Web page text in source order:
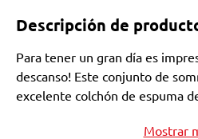
Descripción de
Para tener un gran día es
descanso! Este conjunto de
excelente colchón de espuma
Mostrar